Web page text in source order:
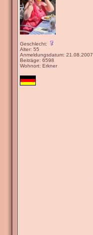
Geschlecht:
Alter: 55
Anmeldungsdatum: 21.08.2007
Beiträge: 6598
Wohnort: Erkner